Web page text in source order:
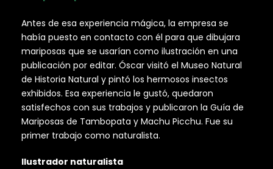
Antes de esa experiencia mágica, la empresa se
había puesto en contacto con él para que dibujara
mariposas que se usarían como ilustración en una
publicación por editar. Óscar visitó el Museo Natural
de Historia Natural y pintó los hermosos insectos
exhibidos. Esa experiencia le gustó, quedaron
satisfechos con sus trabajos y publicaron la Guía de
Mariposas de Tambopata y Machu Picchu. Fue su
primer trabajo como naturalista.
Ilustrador naturalista